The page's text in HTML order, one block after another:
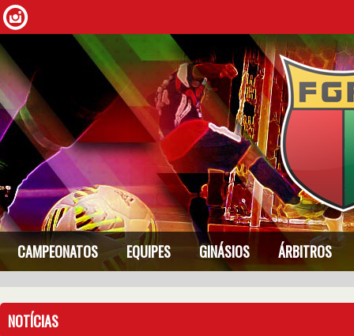
CAMPEONATOS EQUIPES GINÁSIOS ÁRBITROS
NOTÍCIAS